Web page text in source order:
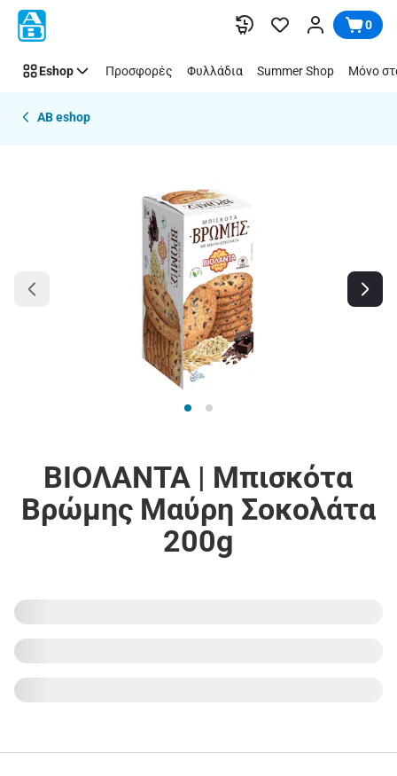
Παράλειψη 0
Eshop Προσφορές Φυλλάδια Summer Shop Μόνο
AB eshop
ΒΙΟΛΑΝΤΑ | Μπισκότα
Βρώμης Μαύρη Σοκολάτα
200g